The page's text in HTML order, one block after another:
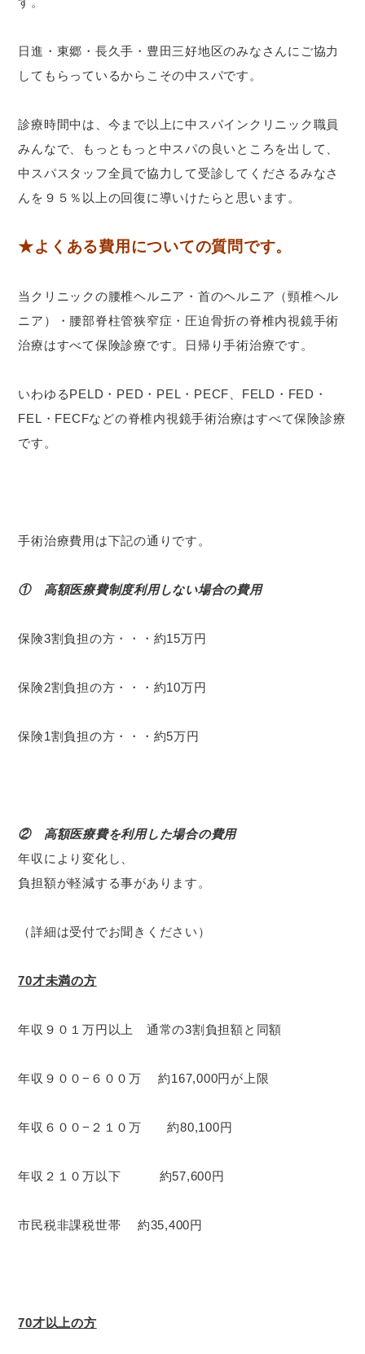
日進・東郷・長久手・豊田三好地区のみなさんにご協力
してもらっているからこその中スパです。
診療時間中は、今まで以上に中スパインクリニック職員
みんなで、もっともっと中スパの良いところを出して、
中スパスタッフ全員で協力して受診してくださるみなさ
んを９５％以上の回復に導いけたらと思います。
★よくある費用についての質問です。
当クリニックの腰椎ヘルニア・首のヘルニア（頸椎ヘル
ニア）・腰部脊柱管狭窄症・圧迫骨折の脊椎内視鏡手術
治療はすべて保険診療です。日帰り手術治療です。
いわゆるPELD・PED・PEL・PECF、FELD・FED・
FEL・FECFなどの脊椎内視鏡手術治療はすべて保険診療
です。
手術治療費用は下記の通りです。
① 高額医療費制度利用しない場合の費用
保険3割負担の方・・・約15万円
保険2割負担の方・・・約10万円
保険1割負担の方・・・約5万円
② 高額医療費を利用した場合の費用
年収により変化し、
負担額が軽減する事があります。
（詳細は受付でお聞きください）
70才未満の方
年収９０１万円以上 通常の3割負担額と同額
年収９００−６００万 約167,000円が上限
年収６００−２１０万 約80,100円
年収２１０万以下 約57,600円
市民税非課税世帯 約35,400円
70才以上の方